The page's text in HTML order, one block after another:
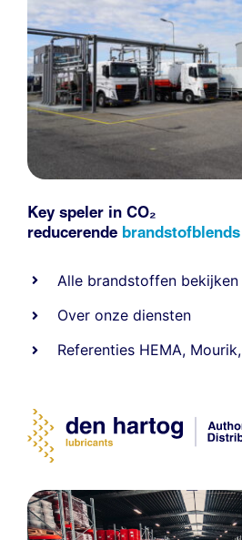
Key speler in CO₂
reducerende brandstofblends
Alle brandstoffen bekijken
Over onze diensten
Referenties HEMA, Mourik,